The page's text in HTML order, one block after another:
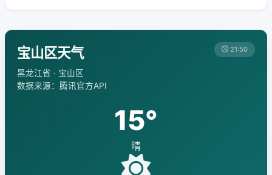
宝山区天气
黑龙江省 · 宝山区
数据来源：腾讯官方API
21:50
15°
晴